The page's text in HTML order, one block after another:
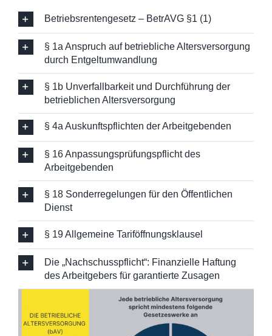
Betriebsrentengesetz – BetrAVG §1 (1)
§ 1a Anspruch auf betriebliche Altersversorgung
durch Entgeltumwandlung
§ 1b Unverfallbarkeit und Durchführung der
betrieblichen Altersversorgung
§ 4a Auskunftspflichten der Arbeitgebenden
§ 16 Anpassungsprüfungspflicht des
Arbeitgebenden
§ 18 Sonderregelungen für den Öffentlichen
Dienst
§ 19 Allgemeine Tariföffnungsklausel
Die „Nachschusspflicht“: Finanzielle Haftung
des Arbeitgebers für garantierte Zusagen